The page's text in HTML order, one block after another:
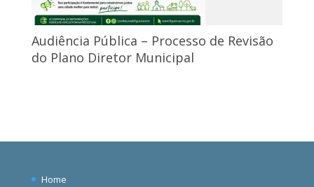
Audiência Pública – Processo de Revisão
do Plano Diretor Municipal
Home